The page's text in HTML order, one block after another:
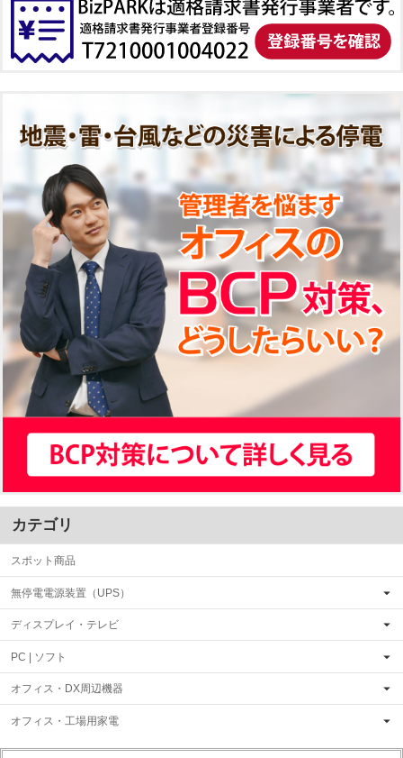
カテゴリ
スポット商品
無停電電源装置（UPS）
ディスプレイ・テレビ
PC | ソフト
オフィス・DX周辺機器
オフィス・工場用家電